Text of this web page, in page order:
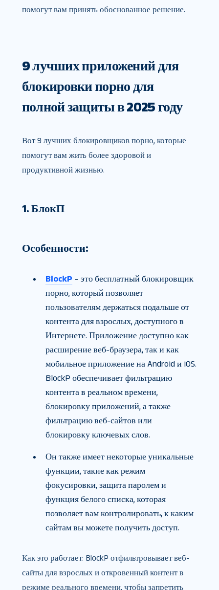
помогут вам принять обоснованное решение.
9 лучших приложений для
блокировки порно для
полной защиты в 2025 году
Вот 9 лучших блокировщиков порно, которые
помогут вам жить более здоровой и
продуктивной жизнью.
1. БлокП
Особенности:
BlockP – это бесплатный блокировщик
порно, который позволяет
пользователям держаться подальше от
контента для взрослых, доступного в
Интернете. Приложение доступно как
расширение веб-браузера, так и как
мобильное приложение на Android и iOS.
BlockP обеспечивает фильтрацию
контента в реальном времени,
блокировку приложений, а также
фильтрацию веб-сайтов или
блокировку ключевых слов.
Он также имеет некоторые уникальные
функции, такие как режим
фокусировки, защита паролем и
функция белого списка, которая
позволяет вам контролировать, к каким
сайтам вы можете получить доступ.
Как это работает: BlockP отфильтровывает веб-
сайты для взрослых и откровенный контент в
режиме реального времени, чтобы запретить